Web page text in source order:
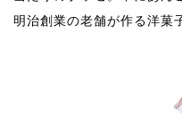
明治創業の老舗が作る洋菓